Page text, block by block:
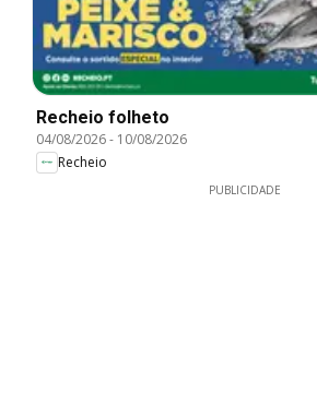
Recheio folheto
04/08/2026- 10/08/2026
Recheio
PUBLICIDADE